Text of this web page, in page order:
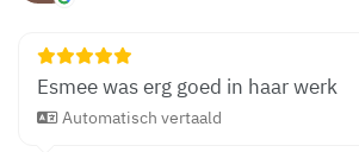
Esmee was erg goed in haar werk
Automatisch vertaald